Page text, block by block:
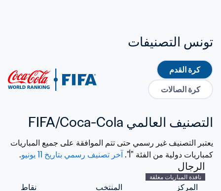
تونس التصنيفات
كرة القدم
كرة الصالات
التصنيف العالمي FIFA/Coca-Cola
كمباريات دولية من الفئة "أ". آخر تصنيف رسمي بتاريخ 11 يونيو .
الرجال
نافذة المباريات مغلقة
المركز المنتخب نقاط